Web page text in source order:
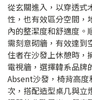
從玄關進入，以穿透式
性，也有效區分空間，
內的整潔度和舒適度。
需刻意砌牆，有效達到
住者在沙發上休憩時，
電視牆，選擇韓系品牌
Absent沙發，椅背高
次，搭配造型桌几與立